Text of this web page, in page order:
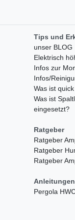
Tips und
unser BLOG
Elektrisch
Infos zur
Infos/
Was ist
Was ist
eingesetzt?
Ratgeber
Ratgeber
Ratgeber
Ratgeber
Anleitungen
Pergola